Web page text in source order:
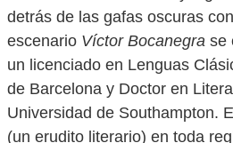
detrás de las gafas oscuras
escenario Víctor Bocanegra se
un licenciado en Lenguas
de Barcelona y Doctor en
Universidad de Southampton.
(un erudito literario) en toda